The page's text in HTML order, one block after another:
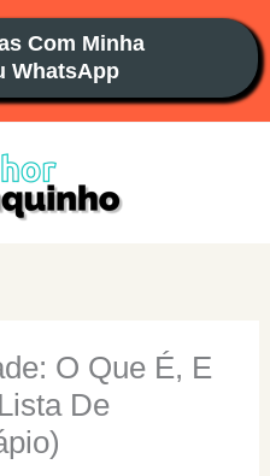
Com Minha
WhatsApp
O Que É, E
De